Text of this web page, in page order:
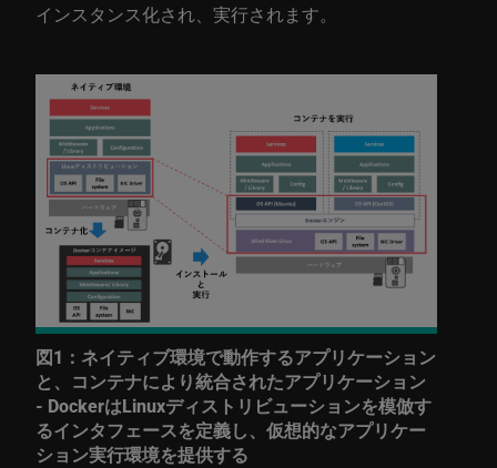
インスタンス化され、実行されます。
図1：ネイティブ環境で動作するアプリケーション
と、コンテナにより統合されたアプリケーション
- DockerはLinuxディストリビューションを模倣す
るインタフェースを定義し、仮想的なアプリケー
ション実行環境を提供する